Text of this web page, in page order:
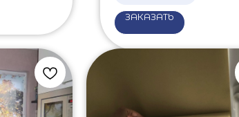
ЗАКАЗАТЬ